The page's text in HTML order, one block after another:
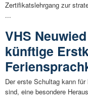
Zertifikatslehrgang zur
...
VHS
künftige
Der erste Schultag kann
sind, eine besondere